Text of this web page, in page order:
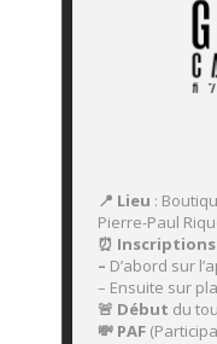
📍 Lieu :
Pierre-Paul
⏰ Inscriptions
– D’abord sur
– Ensuite sur
🚨 Début du
💸 PAF